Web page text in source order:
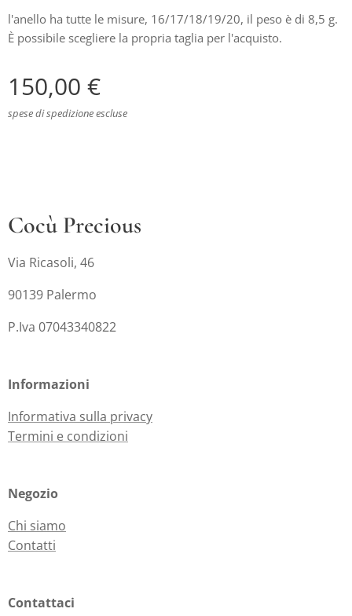
l'anello ha tutte le misure, 16/17/18/19/20, il peso è di 8,5 g.
È possibile scegliere la propria taglia per l'acquisto.
150,00 €
spese di spedizione escluse
Cocù Precious
Via Ricasoli, 46
90139 Palermo
P.Iva 07043340822
Informazioni
Informativa sulla privacy
Termini e condizioni
Negozio
Chi siamo
Contatti
Contattaci